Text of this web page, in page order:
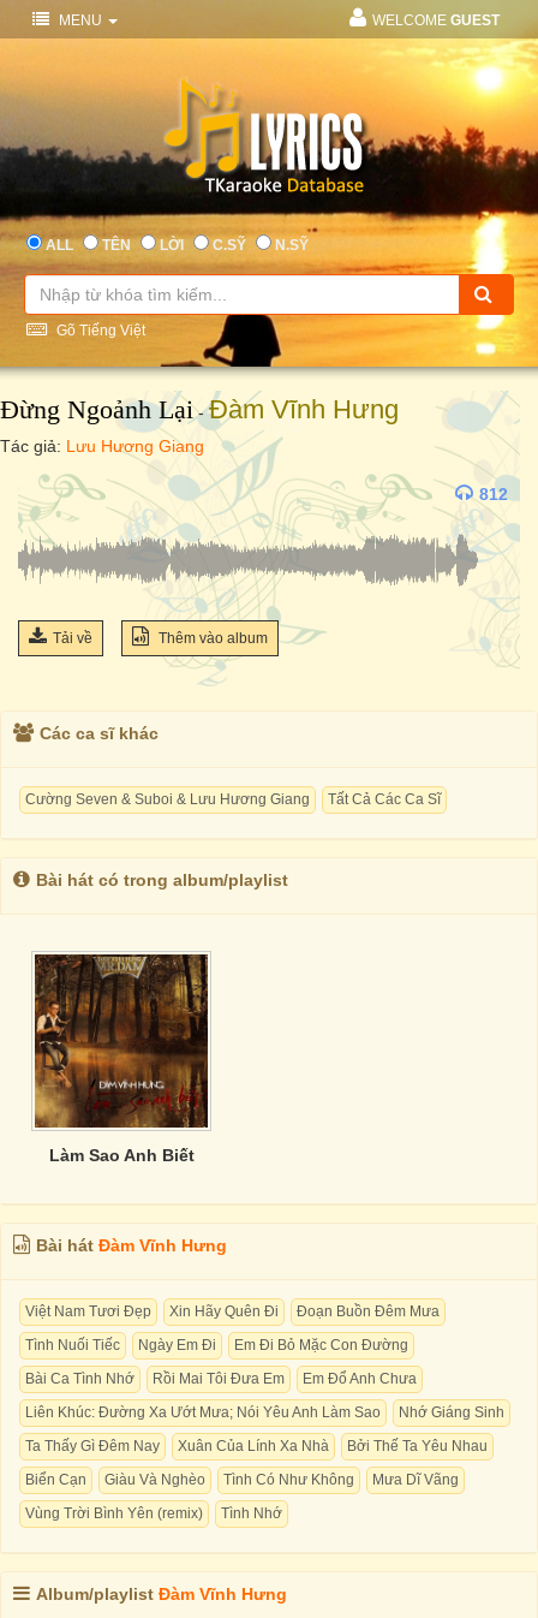
MENU WELCOME GUEST
ALL TÊN LỜI C.SỸ N.SỸ
Gõ Tiếng Việt
Đừng Ngoảnh Lại-Đàm Vĩnh Hưng
Tác giả: Lưu Hương Giang
812
Tải về Thêm vào album
Các ca sĩ khác
Cường Seven & Suboi & Lưu Hương Giang Tất Cả Các Ca Sĩ
Bài hát có trong album/playlist
Làm Sao Anh Biết
Bài hát Đàm Vĩnh Hưng
Việt Nam Tươi Đẹp Xin Hãy Quên Đi
Đoạn Buồn Đêm Mưa
Tình Nuối Tiếc
Ngày Em Đi
Em Đi Bỏ Mặc Con Đường
Bài Ca Tình Nhớ
Rồi Mai Tôi Đưa Em
Em Đổ Anh Chưa
Liên Khúc: Đường Xa Ướt Mưa; Nói Yêu Anh Làm Sao
Nhớ Giáng Sinh
Ta Thấy Gì Đêm Nay
Xuân Của Lính Xa Nhà
Bởi Thế Ta Yêu Nhau
Biển Cạn
Giàu Và Nghèo Tình Có Như Không
Mưa Dĩ Vãng
Vùng Trời Bình Yên (remix)
Tình Nhớ
Album/playlist Đàm Vĩnh Hưng